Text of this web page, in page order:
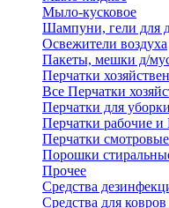
Мыло-кусковое
Шампуни, гели для
Освежители воздуха
Пакеты, мешки д/
Перчатки
Все Перчатки
Перчатки для
Перчатки рабочие
Перчатки
Порошки
Прочее
Средства
Средства для